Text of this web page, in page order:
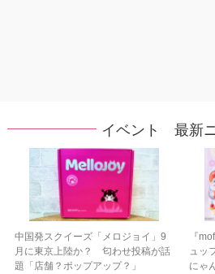
イベント 最新
中国発スクイーズ「メロジョイ」9
月に東京上陸か？ 匂わせ投稿が話
題「店舗？ポップアップ？」
『
ュッ
にゃ